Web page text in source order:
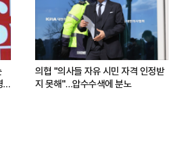
의협 "의사들 자유 시민 자격 인정받
지 못해"…압수수색에 분노